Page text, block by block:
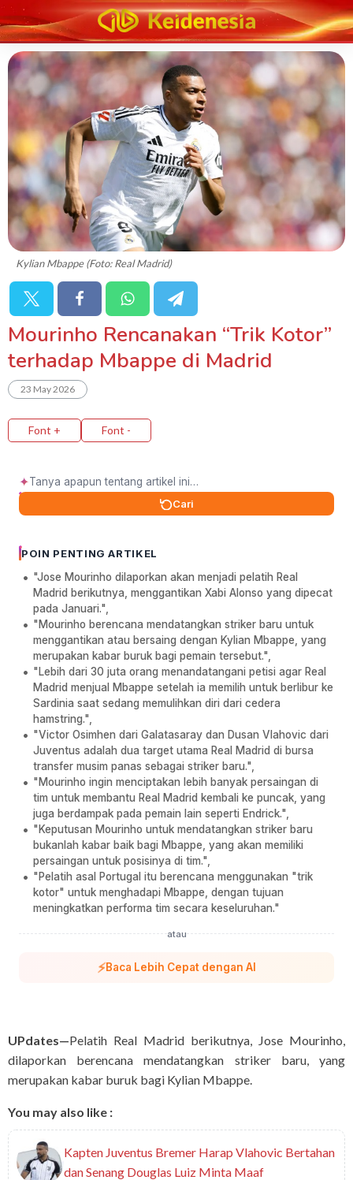
Kylian Mbappe (Foto: Real Madrid)
Mourinho Rencanakan “Trik Kotor”
terhadap Mbappe di Madrid
23 May 2026
Font + Font -
✦
Cari
POIN PENTING ARTIKEL
"Jose Mourinho dilaporkan akan menjadi pelatih Real
Madrid berikutnya, menggantikan Xabi Alonso yang dipecat
pada Januari.",
"Mourinho berencana mendatangkan striker baru untuk
menggantikan atau bersaing dengan Kylian Mbappe, yang
merupakan kabar buruk bagi pemain tersebut.",
"Lebih dari 30 juta orang menandatangani petisi agar Real
Madrid menjual Mbappe setelah ia memilih untuk berlibur ke
Sardinia saat sedang memulihkan diri dari cedera
hamstring.",
"Victor Osimhen dari Galatasaray dan Dusan Vlahovic dari
Juventus adalah dua target utama Real Madrid di bursa
transfer musim panas sebagai striker baru.",
"Mourinho ingin menciptakan lebih banyak persaingan di
tim untuk membantu Real Madrid kembali ke puncak, yang
juga berdampak pada pemain lain seperti Endrick.",
"Keputusan Mourinho untuk mendatangkan striker baru
bukanlah kabar baik bagi Mbappe, yang akan memiliki
persaingan untuk posisinya di tim.",
"Pelatih asal Portugal itu berencana menggunakan "trik
kotor" untuk menghadapi Mbappe, dengan tujuan
meningkatkan performa tim secara keseluruhan."
atau
⚡Baca Lebih Cepat dengan AI
UPdates—Pelatih Real Madrid berikutnya, Jose Mourinho,
dilaporkan berencana mendatangkan striker baru, yang
merupakan kabar buruk bagi Kylian Mbappe.
You may also like :
Kapten Juventus Bremer Harap Vlahovic Bertahan
dan Senang Douglas Luiz Minta Maaf